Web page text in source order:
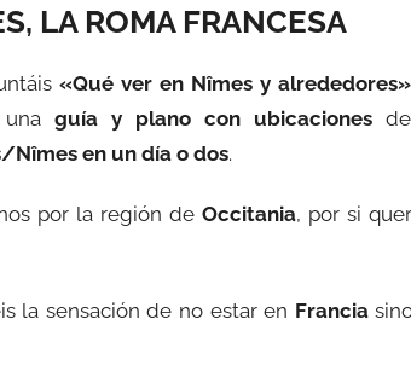
LA ROMA FRANCESA
«Qué ver en Nîmes y alrededores»
guía y plano con ubicacionesde
Nîmes en un día o dos.
por la región deOccitania, por si
la sensación de no estar en Francia